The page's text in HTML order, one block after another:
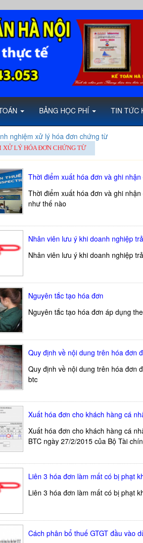
BẢNG HỌC PHÍ TIN TỨC
nghiệm xử lý hóa đơn chứng từ
XỬ LÝ HÓA ĐƠN CHỨNG TỪ
Thời điểm xuất hóa đơn và ghi
Thời điểm xuất hóa đơn và ghi
như thế nào
Nhân viên lưu ý khi doanh nghiệp
Nhân viên lưu ý khi doanh nghiệp
Nguyên tắc tạo hóa đơn
Nguyên tắc tạo hóa đơn áp dụng
Quy định về nội dung trên hóa đơn
Quy định về nội dung trên hóa đơn
btc
Xuất hóa đơn cho khách hàng cá
Xuất hóa đơn cho khách hàng cá
BTC ngày 27/2/2015 của Bộ Tài
Liên 3 hóa đơn làm mất có bị phạt
Liên 3 hóa đơn làm mất có bị phạt
Cách phân bổ thuế GTGT đầu vào